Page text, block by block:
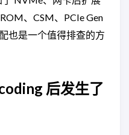
、CSM、PCIe Gen
也是一个值得排查的方
后发生了